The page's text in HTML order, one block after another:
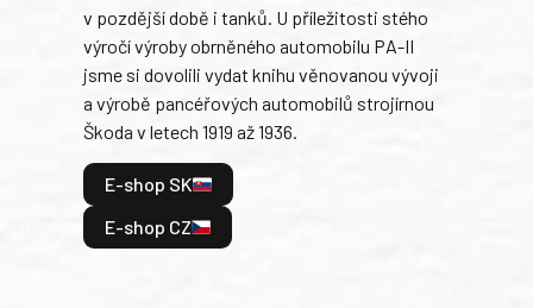
v pozdější době i tanků. U příležitosti stého
výročí výroby obrněného automobilu PA-II
jsme si dovolili vydat knihu věnovanou vývoji
a výrobě pancéřových automobilů strojírnou
Škoda v letech 1919 až 1936.
E-shop SK
E-shop CZ